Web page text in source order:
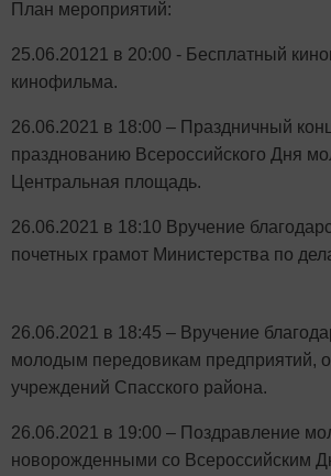
План мероприятий:
25.06.20121 в 20:00 - Бесплатный
кинофильма.
26.06.2021 в 18:00 – Праздничный
празднованию Всероссийского Дня
Центральная площадь.
26.06.2021 в 18:10 Вручение
почетных грамот Министерства по
26.06.2021 в 18:45 – Вручение
молодым передовикам предприятий,
учреждений Спасского района.
26.06.2021 в 19:00 – Поздравление
новорожденными со Всероссийским